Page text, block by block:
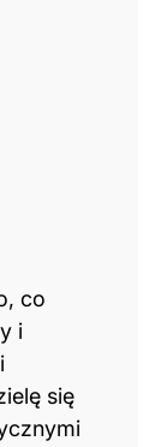
co
i
się